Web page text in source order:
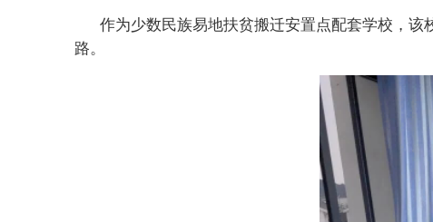
作为少数民族易地扶贫搬迁安置点配套学校，
路。